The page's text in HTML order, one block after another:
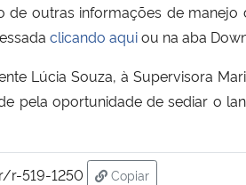
outras informações de
clicando aquiou na aba
Lúcia Souza, à Supervisora
pela oportunidade de sediar o
r-519-1250
Copiar